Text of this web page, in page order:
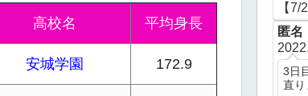
高校名 平均身長
安城学園 172.9
【7/
匿名
3日
直り